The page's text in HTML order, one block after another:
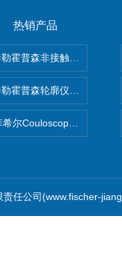
热销产品
霍普森非接触式轮廓仪
霍普森轮廓仪|TAYLOR
希尔Couloscope CMS2电
任公司(www.fischer-